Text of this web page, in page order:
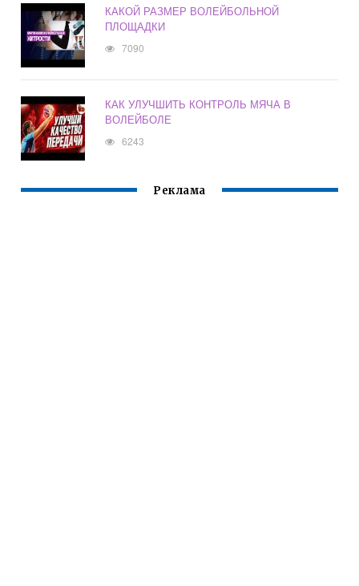
КАКОЙ РАЗМЕР ВОЛЕЙБОЛЬНОЙ
ПЛОЩАДКИ
7090
КАК УЛУЧШИТЬ КОНТРОЛЬ МЯЧА В
ВОЛЕЙБОЛЕ
6243
Реклама